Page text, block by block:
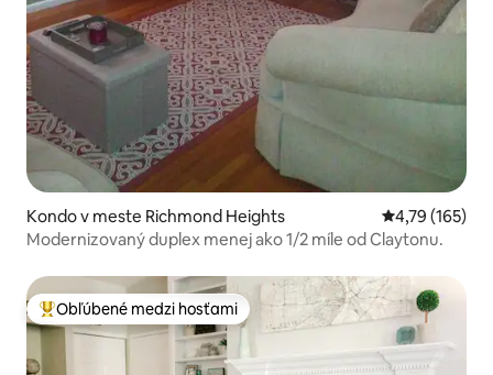
Kondo v meste Richmond Heights Priemerné
4,79 (165)
Modernizovaný duplex menej ako 1/2 míle od Claytonu.
Najobľúbenejšie medzi hosťami
Obľúbené medzi hosťami